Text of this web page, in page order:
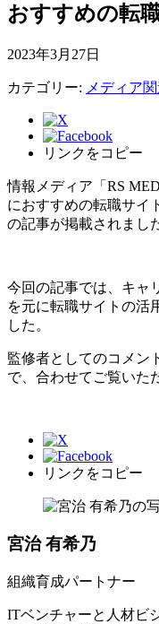
おすすめの転
2023年3月27日
カテゴリー: メディア
リンクをコピー
情報メディア「RS
におすすめの転職サイ
の記事が掲載されまし
今回の記事では、キャ
を元に転職サイトの活
した。
監修者としてのコメン
で、合わせてご覧いた
リンクをコピー
宮治 有希乃
組織育成パートナー
ITベンチャーと人材ビ